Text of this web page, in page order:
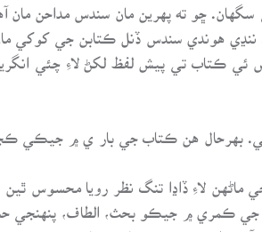
ڇو ته پهرين مان سندس مداحن مان
هوندي سندس ڏنل ڪتابن جي کوکي مان
ڪتاب تي پيش لفظ لکڻ لاءِ چئي
بهرحال هن ڪتاب جي بار ي ۾ جيڪي
لاءِ ڏاڍا تنگ نظر رويا محسوس
جي ڪمري ۾ جيڪو بحث، الطاف،
ان قسم جي مشابهت مان محسوس